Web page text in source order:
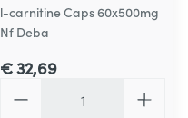
l-carnitine Caps 60x500mg
Nf Deba
€ 32,69